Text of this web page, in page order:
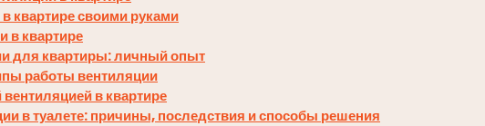
квартире своими руками
в квартире
для квартиры: личный опыт
работы вентиляции
в квартире
в туалете: причины, последствия и способы решения